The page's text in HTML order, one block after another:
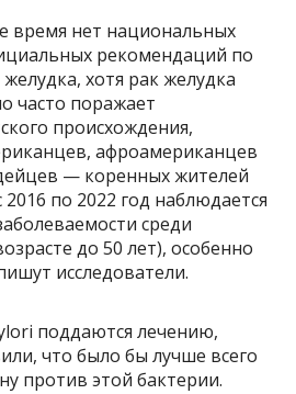
время нет национальных
рекомендаций по
хотя рак желудка
часто поражает
происхождения,
афроамериканцев
— коренных жителей
по 2022 год наблюдается
среди
до 50 лет), особенно
исследователи.
поддаются лечению,
что было бы лучше всего
против этой бактерии.